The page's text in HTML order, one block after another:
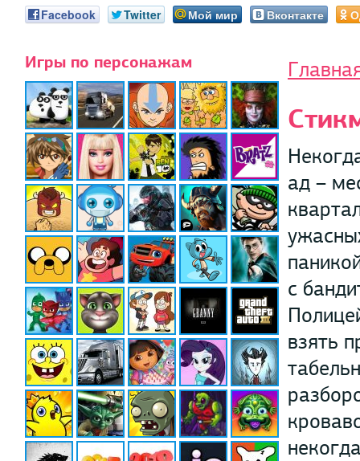
Facebook Twitter Мой мир Вконтакте
Игры по персонажам
ад –
с
взять